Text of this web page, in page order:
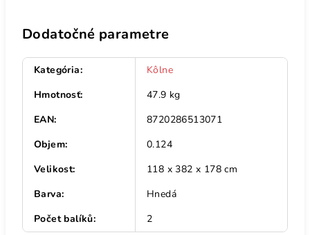
Dodatočné parametre
Kategória:
Kôlne
Hmotnosť:
47.9 kg
EAN:
8720286513071
Objem:
0.124
Velikost:
118 x 382 x 178 cm
Barva:
Hnedá
Počet balíků: 2